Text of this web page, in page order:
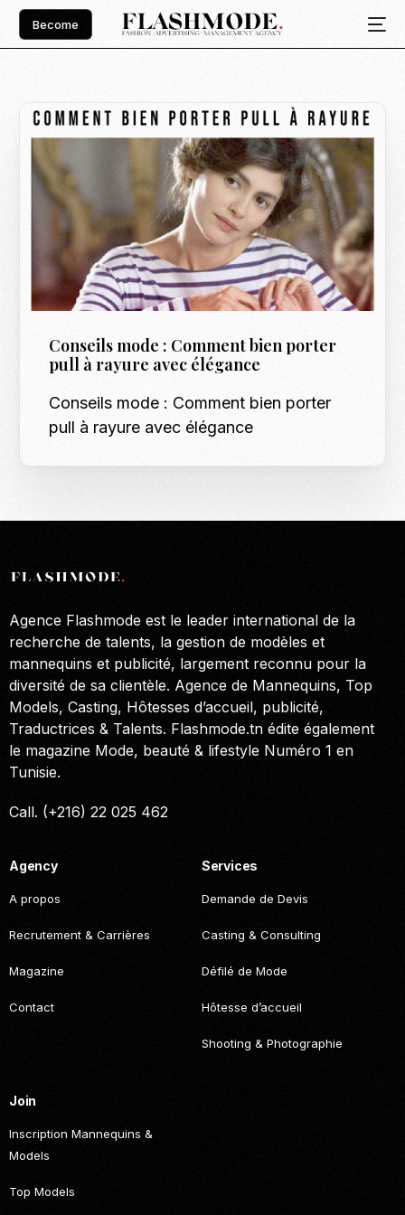
Become
Conseils mode : Comment bien porter
pull à rayure avec élégance
Conseils mode : Comment bien porter
pull à rayure avec élégance
Agence Flashmode est le leader international de la
recherche de talents, la gestion de modèles et
mannequins et publicité, largement reconnu pour la
diversité de sa clientèle. Agence de Mannequins, Top
Models, Casting, Hôtesses d’accueil, publicité,
Traductrices & Talents. Flashmode.tn édite également
le magazine Mode, beauté & lifestyle Numéro 1 en
Tunisie.
Call. (+216) 22 025 462
Agency
A propos
Recrutement & Carrières
Magazine
Contact
Services
Demande de Devis
Casting & Consulting
Défilé de Mode
Hôtesse d’accueil
Shooting & Photographie
Join
Inscription Mannequins &
Models
Top Models